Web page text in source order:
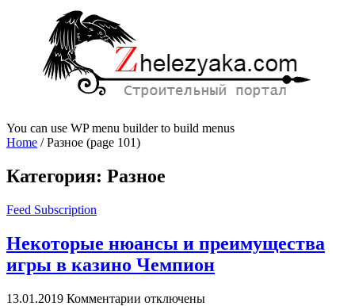
You can use WP menu builder to build menus
Home /Разное (page 101)
Категория: Разное
Feed Subscription
Некоторые нюансы и преимущества
игры в казино Чемпион
13.01.2019 Комментарии котключены